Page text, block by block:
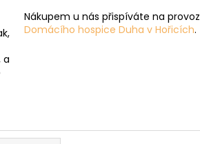
a
Nákupem u nás přispíváte na provoz
Domácího hospice Duha v Hořicích.